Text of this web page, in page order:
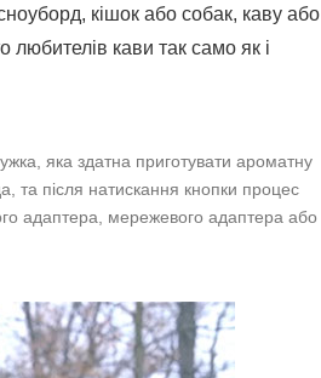
кішок або собак, каву або
кави так само як і
яка здатна приготувати ароматну
та після натискання кнопки процес
адаптера, мережевого адаптера або